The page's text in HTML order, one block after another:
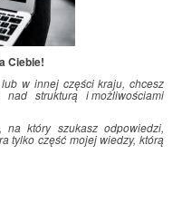
Ciebie!
w innej części kraju, chcesz
nad strukturą imożliwościami
który szukasz odpowiedzi,
tylko część mojej wiedzy, którą